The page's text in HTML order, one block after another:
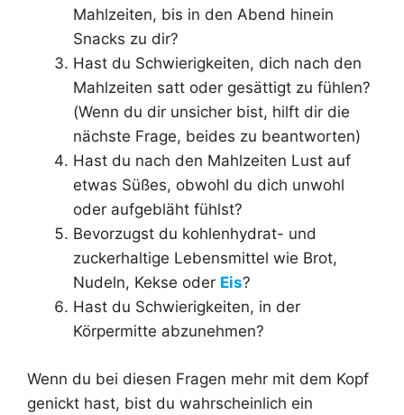
Mahlzeiten, bis in den Abend hinein
Snacks zu dir?
Hast du Schwierigkeiten, dich nach den
Mahlzeiten satt oder gesättigt zu fühlen?
(Wenn du dir unsicher bist, hilft dir die
nächste Frage, beides zu beantworten)
Hast du nach den Mahlzeiten Lust auf
etwas Süßes, obwohl du dich unwohl
oder aufgebläht fühlst?
Bevorzugst du kohlenhydrat- und
zuckerhaltige Lebensmittel wie Brot,
Nudeln, Kekse oder Eis?
Hast du Schwierigkeiten, in der
Körpermitte abzunehmen?
Wenn du bei diesen Fragen mehr mit dem Kopf
genickt hast, bist du wahrscheinlich ein